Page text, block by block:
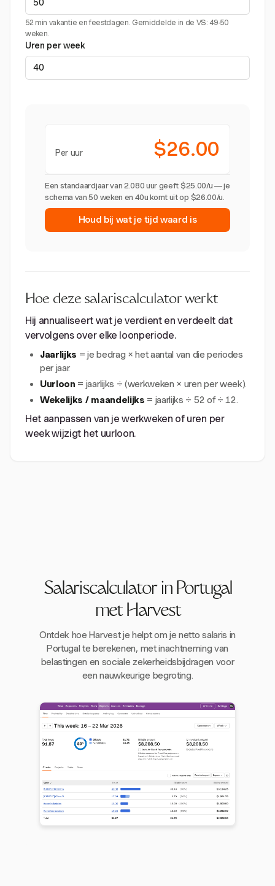
52 min vakantie en feestdagen. Gemiddelde in de VS: 49-50
weken.
Uren per week
Per uur $26.00
Een standaardjaar van 2.080 uur geeft $25.00/u — je
schema van 50 weken en 40u komt uit op $26.00/u.
Houd bij wat je tijd waard is
Hoe deze salariscalculator werkt
Hij annualiseert wat je verdient en verdeelt dat
vervolgens over elke loonperiode.
Jaarlijks = je bedrag × het aantal van die periodes
per jaar.
Uurloon = jaarlijks ÷ (werkweken × uren per week).
Wekelijks / maandelijks = jaarlijks ÷ 52 of ÷ 12.
Het aanpassen van je werkweken of uren per
week wijzigt het uurloon.
Salariscalculator in Portugal
met Harvest
Ontdek hoe Harvest je helpt om je netto salaris in
Portugal te berekenen, met inachtneming van
belastingen en sociale zekerheidsbijdragen voor
een nauwkeurige begroting.